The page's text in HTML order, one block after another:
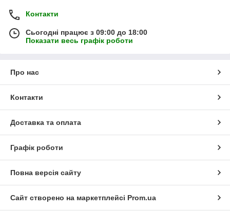
Контакти
Сьогодні працює з 09:00 до 18:00
Показати весь графік роботи
Про нас
Контакти
Доставка та оплата
Графік роботи
Повна версія сайту
Сайт створено на маркетплейсі Prom.ua